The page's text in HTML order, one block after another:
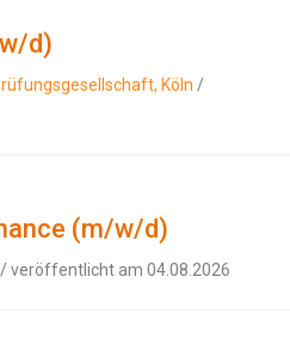
d)
Köln /
(m/w/d)
/ veröffentlicht am 04.08.2026